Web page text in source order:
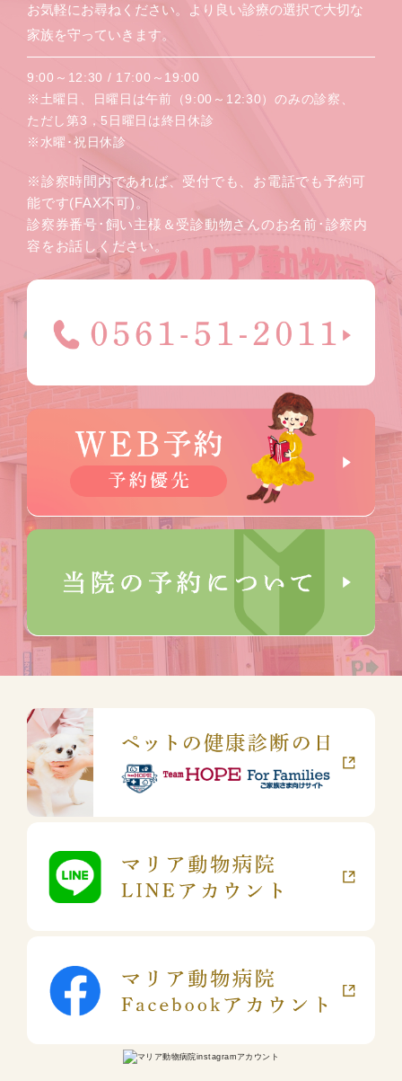
お気軽にお尋ねください。より良い診療の選択で大切な
家族を守っていきます。
9:00～12:30 / 17:00～19:00
※土曜日、日曜日は午前（9:00～12:30）のみの診察、
ただし第3，5日曜日は終日休診
※水曜･祝日休診
※診察時間内であれば、受付でも、お電話でも予約可
能です(FAX不可)。
診察券番号･飼い主様＆受診動物さんのお名前･診察内
容をお話しください。